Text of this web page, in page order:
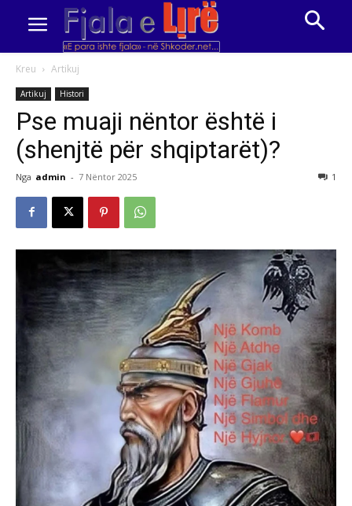
Kreu Artikuj
Artikuj Histori
Pse muaji nëntor është i
(shenjtë për shqiptarët)?
Nga admin - 7 Nëntor 2025 1